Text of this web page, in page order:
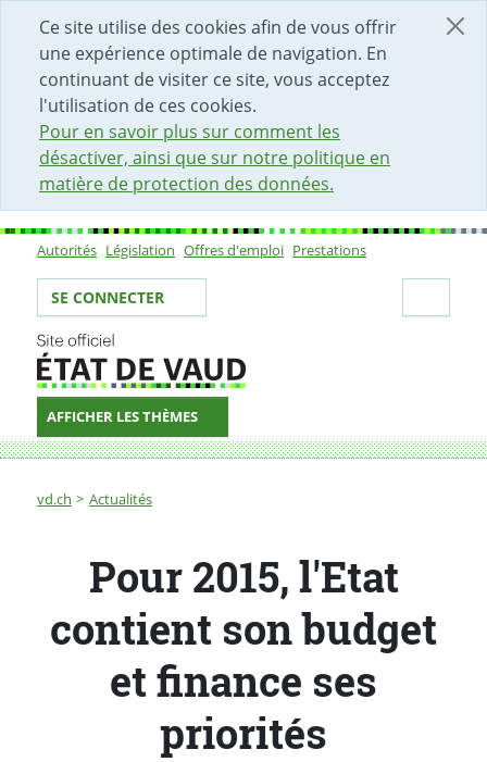
Ce site utilise des cookies afin de vous offrir
une expérience optimale de navigation. En
continuant de visiter ce site, vous acceptez
l'utilisation de ces cookies.
Pour en savoir plus sur comment les
désactiver, ainsi que sur notre politique en
matière de protection des données.
DÉBUT DU CONTENU DE LA PAGE
ACCÈS AU CHAMP DE RECHERCHE
PAGE D'ACCUEIL
FORMULAIRE DE CONTACT
Sous-navigation
Autorités Législation Offres d'emploi Prestations
Votre identité
SE CONNECTER
AFFICHER LES THÈMES
Fil d'Ariane
vd.ch Actualités
Pour 2015, l'Etat contient son budget et finance ses
Pour 2015, l'Etat
contient son budget
et finance ses
priorités